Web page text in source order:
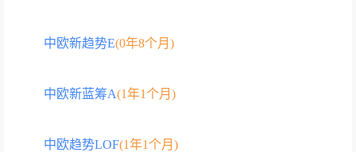
中欧新趋势E(0年8个月)
中欧新蓝筹A(1年1个月)
中欧趋势LOF(1年1个月)